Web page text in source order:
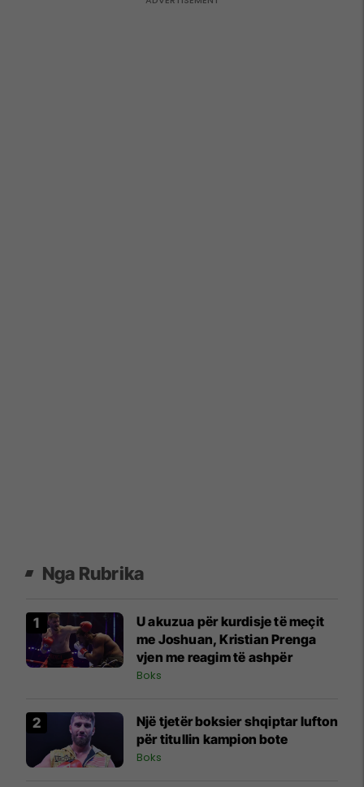
Nga Rubrika
U akuzua për kurdisje të meçit
me Joshuan, Kristian Prenga
vjen me reagim të ashpër
Boks
Një tjetër boksier shqiptar lufton
për titullin kampion bote
Boks